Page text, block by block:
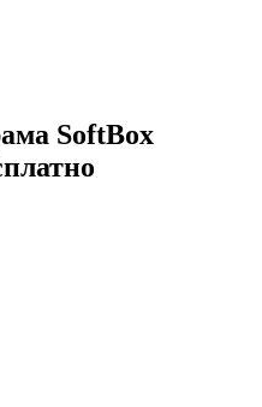
SoftBox